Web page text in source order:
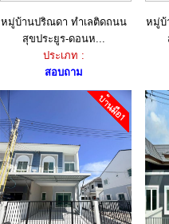
หมู่บ้านปริณดา ทำเลติดถนน
สุขประยูร-ดอนห...
ประเภท :
สอบถาม
หมู่บ้